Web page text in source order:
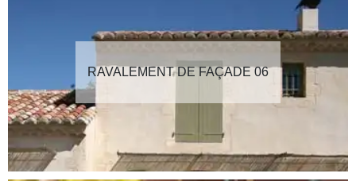
RAVALEMENT DE FAÇADE 06